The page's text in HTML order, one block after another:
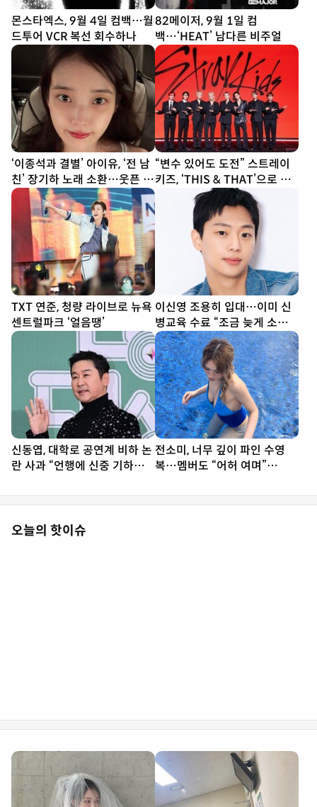
몬스타엑스, 9월 4일 컴백…월
드투어 VCR 복선 회수하나
82메이저, 9월 1일 컴
백…‘HEAT’ 남다른 비주얼
‘이종석과 결별’ 아이유, ‘전 남
친’ 장기하 노래 소환…웃픈 타
이밍
“변수 있어도 도전” 스트레이
키즈, ‘THIS & THAT’으로 보
여줄 새 얼굴 [종합]
TXT 연준, 청량 라이브로 뉴욕
센트럴파크 ‘얼음땡’
이신영 조용히 입대…이미 신
병교육 수료 “조금 늦게 소식
전해 죄송”
신동엽, 대학로 공연계 비하 논
란 사과 “언행에 신중 기하겠
전소미, 너무 깊이 파인 수영
복…멤버도 “어허 여며”
오늘의 핫이슈